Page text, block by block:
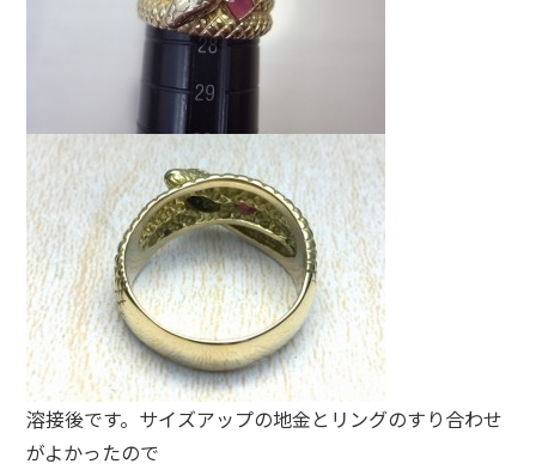
溶接後です。サイズアップの地金とリングのすり合わせ
がよかったので